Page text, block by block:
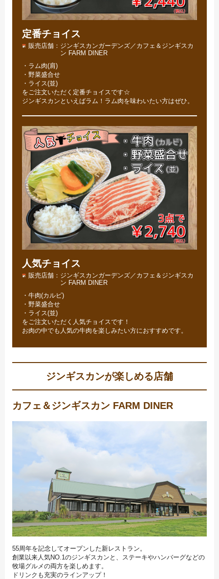
定番チョイス
販売店舗
ジンギスカンガーデンズ／カフェ＆ジンギスカ
ン FARM DINER
・ラム肉(肩)
・野菜盛合せ
・ライス(並)
をご注文いただく定番チョイスです☆
ジンギスカンといえばラム！ラム肉を味わいたい方はぜひ。
人気チョイス
販売店舗
ジンギスカンガーデンズ／カフェ＆ジンギスカ
ン FARM DINER
・牛肉(カルビ)
・野菜盛合せ
・ライス(並)
をご注文いただく人気チョイスです！
お肉の中でも人気の牛肉を楽しみたい方におすすめです。
ジンギスカンが楽しめる店舗
カフェ＆ジンギスカン FARM DINER
55周年を記念してオープンした新レストラン。
創業以来人気NO.1のジンギスカンと、ステーキやハンバーグなどの
牧場グルメの両方を楽しめます。
ドリンクも充実のラインアップ！